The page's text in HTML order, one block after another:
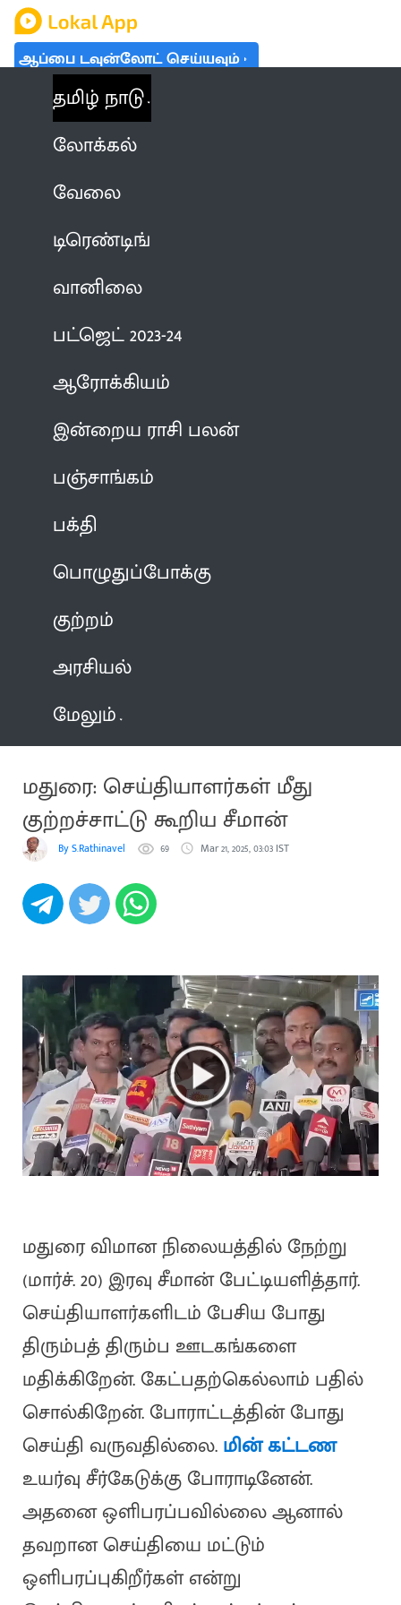
ஆப்பை டவுன்லோட் செய்யவும்
தமிழ் நாடு
லோக்கல்
வேலை
டிரெண்டிங்
வானிலை
பட்ஜெட் 2023-24
ஆரோக்கியம்
இன்றைய ராசி பலன்
பஞ்சாங்கம்
பக்தி
பொழுதுப்போக்கு
குற்றம்
அரசியல்
மேலும்
மதுரை: செய்தியாளர்கள் மீது
குற்றச்சாட்டு கூறிய சீமான்
By S.Rathinavel 69 Mar 21, 2025, 03:03 IST
மதுரை விமான நிலையத்தில் நேற்று
(மார்ச். 20) இரவு சீமான் பேட்டியளித்தார்.
செய்தியாளர்களிடம் பேசிய போது
திரும்பத் திரும்ப ஊடகங்களை
மதிக்கிறேன். கேட்பதற்கெல்லாம் பதில்
சொல்கிறேன். போராட்டத்தின் போது
செய்தி வருவதில்லை.மின் கட்டண
உயர்வு சீர்கேடுக்கு போராடினேன்.
அதனை ஒளிபரப்பவில்லை ஆனால்
தவறான செய்தியை மட்டும்
ஒளிபரப்புகிறீர்கள் என்று